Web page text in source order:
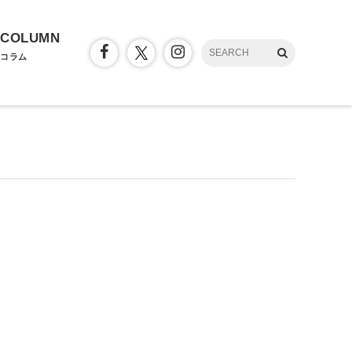
COLUMN
コラム